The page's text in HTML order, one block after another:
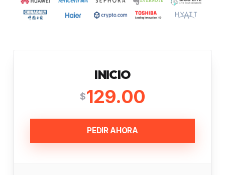
INICIO
$129.00
PEDIR AHORA